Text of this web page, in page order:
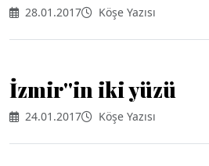
28.01.2017 Köşe Yazısı
İzmir''in iki yüzü
24.01.2017 Köşe Yazısı